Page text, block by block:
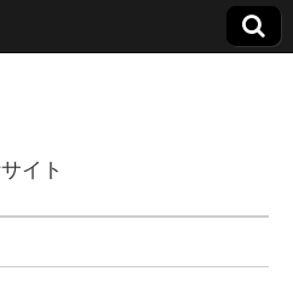
イト